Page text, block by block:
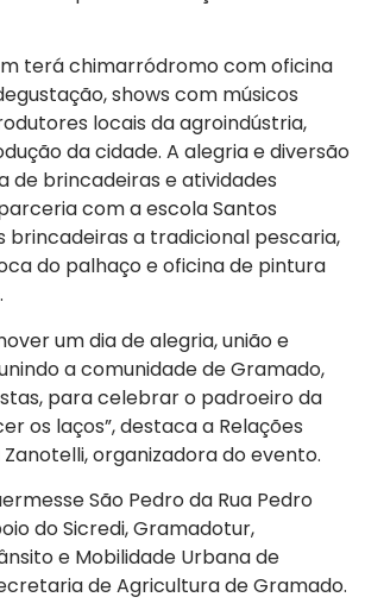
terá chimarródromo com oficina
shows com músicos
locais da agroindústria,
da cidade. A alegria e diversão
de brincadeiras e atividades
com a escola Santos
brincadeiras a tradicional pescaria,
do palhaço e oficina de pintura
um dia de alegria, união e
a comunidade de Gramado,
para celebrar o padroeiro da
os laços”, destaca a Relações
organizadora do evento.
São Pedro da Rua Pedro
do Sicredi, Gramadotur,
e Mobilidade Urbana de
de Agricultura de Gramado.